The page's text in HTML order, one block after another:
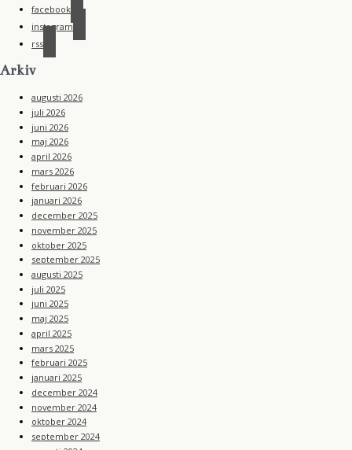
facebook
instagram
rss
Arkiv
augusti 2026
juli 2026
juni 2026
maj 2026
april 2026
mars 2026
februari 2026
januari 2026
december 2025
november 2025
oktober 2025
september 2025
augusti 2025
juli 2025
juni 2025
maj 2025
april 2025
mars 2025
februari 2025
januari 2025
december 2024
november 2024
oktober 2024
september 2024